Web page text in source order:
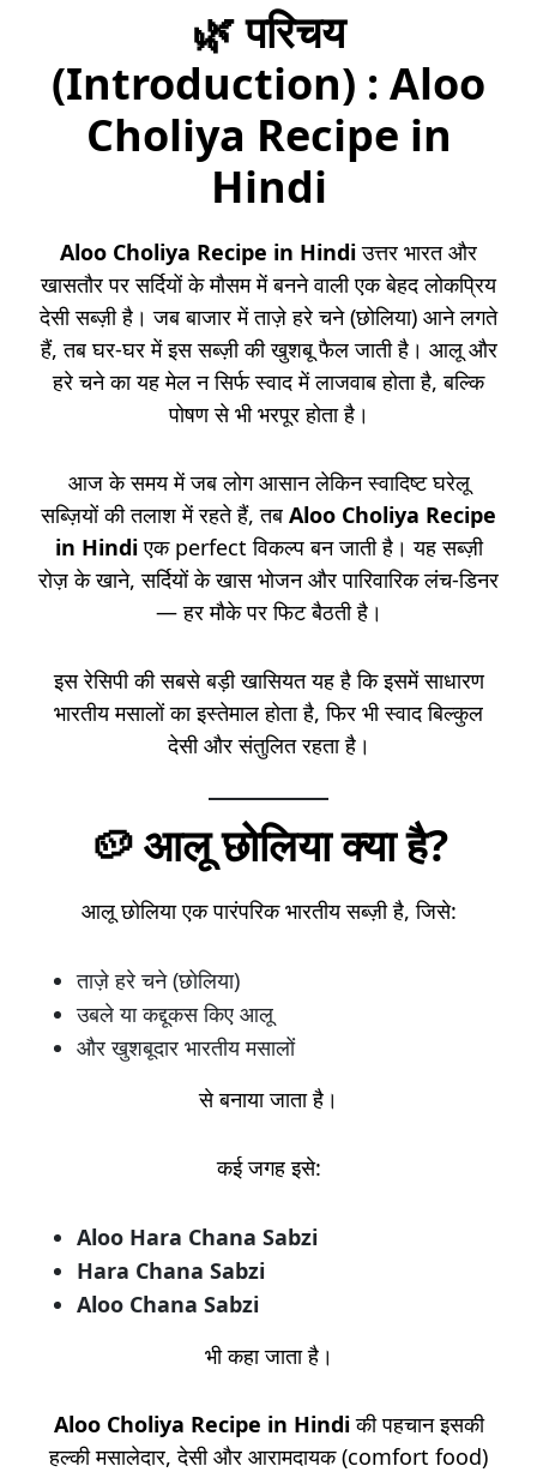
🌿 परिचय
(Introduction) : Aloo
Choliya Recipe in
Hindi
Aloo Choliya Recipe in Hindiउत्तर भारत और
खासतौर पर सर्दियों के मौसम में बनने वाली एक बेहद लोकप्रिय
देसी सब्ज़ी है। जब बाजार में ताज़े हरे चने (छोलिया) आने लगते
हैं, तब घर-घर में इस सब्ज़ी की खुशबू फैल जाती है। आलू और
हरे चने का यह मेल न सिर्फ स्वाद में लाजवाब होता है, बल्कि
पोषण से भी भरपूर होता है।
आज के समय में जब लोग आसान लेकिन स्वादिष्ट घरेलू
सब्ज़ियों की तलाश में रहते हैं, तब Aloo Choliya Recipe
in Hindiएक perfect विकल्प बन जाती है। यह सब्ज़ी
रोज़ के खाने, सर्दियों के खास भोजन और पारिवारिक लंच-डिनर
— हर मौके पर फिट बैठती है।
इस रेसिपी की सबसे बड़ी खासियत यह है कि इसमें साधारण
भारतीय मसालों का इस्तेमाल होता है, फिर भी स्वाद बिल्कुल
देसी और संतुलित रहता है।
🥔 आलू छोलिया क्या है?
आलू छोलिया एक पारंपरिक भारतीय सब्ज़ी है, जिसे:
ताज़े हरे चने (छोलिया)
उबले या कद्दूकस किए आलू
और खुशबूदार भारतीय मसालों
से बनाया जाता है।
कई जगह इसे:
Aloo Hara Chana Sabzi
Hara Chana Sabzi
Aloo Chana Sabzi
भी कहा जाता है।
Aloo Choliya Recipe in Hindiकी पहचान इसकी
हल्की मसालेदार, देसी और आरामदायक (comfort food)